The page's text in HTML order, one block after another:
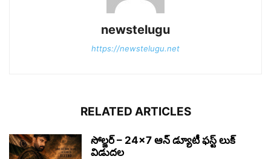
newstelugu
https://newstelugu.net
RELATED ARTICLES
సోల్జర్ – 24×7 ఆన్ డ్యూటీ ఫస్ట్ లుక్
విడుదల